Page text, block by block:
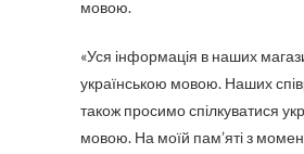
мовою.
«Уся інформація в наших
українською мовою. Наших
також просимо спілкуватися
мовою. На моїй пам’яті з